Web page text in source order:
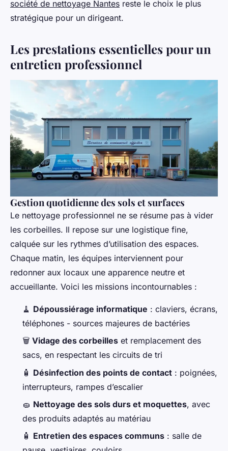
société de nettoyage Nantes reste le choix le plus
stratégique pour un dirigeant.
Les prestations essentielles pour un
entretien professionnel
Gestion quotidienne des sols et surfaces
Le nettoyage professionnel ne se résume pas à vider
les corbeilles. Il repose sur une logistique fine,
calquée sur les rythmes d’utilisation des espaces.
Chaque matin, les équipes interviennent pour
redonner aux locaux une apparence neutre et
accueillante. Voici les missions incontournables :
🧹 Dépoussiérage informatique : claviers, écrans,
téléphones - sources majeures de bactéries
🗑️ Vidage des corbeilles et remplacement des
sacs, en respectant les circuits de tri
🧴 Désinfection des points de contact : poignées,
interrupteurs, rampes d’escalier
🧽 Nettoyage des sols durs et moquettes, avec
des produits adaptés au matériau
🧴 Entretien des espaces communs : salle de